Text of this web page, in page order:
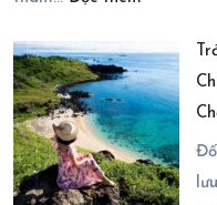
Dẫn
Cách
Chuyển
Đến